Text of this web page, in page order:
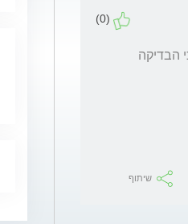
(0)
שיתוף